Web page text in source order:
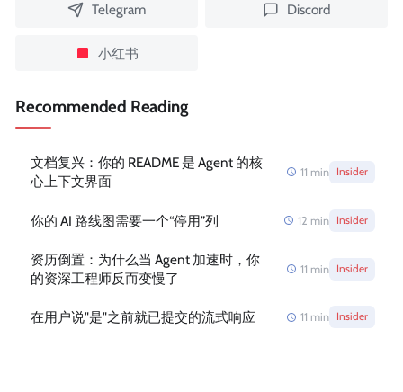
Telegram Discord
小红书
Recommended Reading
文档复兴：你的 README 是 Agent 的核
心上下文界面
11 min Insider
你的 AI 路线图需要一个“停用”列 12 min Insider
资历倒置：为什么当 Agent 加速时，你
的资深工程师反而变慢了
11 min Insider
在用户说"是"之前就已提交的流式响应 11 min Insider